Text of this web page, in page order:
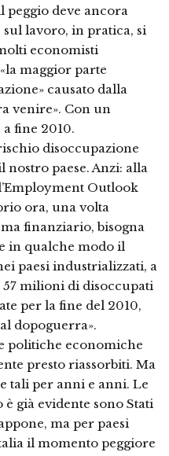
peggio deve ancora
lavoro, in pratica, si
economisti
maggior parte
causato dalla
venire». Con un
fine 2010.
disoccupazione
paese. Anzi: alla
Outlook
ora, una volta
finanziario, bisogna
in qualche modo il
paesi industrializzati, a
milioni di disoccupati
per la fine del 2010,
dopoguerra».
politiche economiche
presto riassorbiti. Ma
tali per anni e anni. Le
già evidente sono Stati
ma per paesi
il momento peggiore